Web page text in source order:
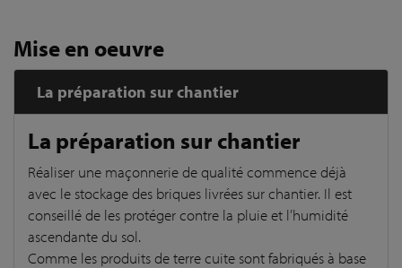
Mise en oeuvre
La préparation sur chantier
La préparation sur chantier
Réaliser une maçonnerie de qualité commence déjà
avec le stockage des briques livrées sur chantier. Il est
conseillé de les protéger contre la pluie et l’humidité
ascendante du sol.
Comme les produits de terre cuite sont fabriqués à base